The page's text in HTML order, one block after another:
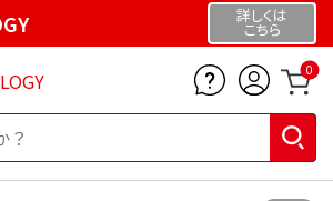
詳しくは
こちら
0